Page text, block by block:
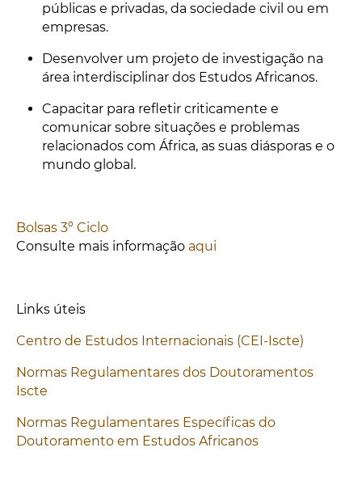
públicas e privadas, da sociedade civil ou em
empresas.
Desenvolver um projeto de investigação na
área interdisciplinar dos Estudos Africanos.
Capacitar para refletir criticamente e
comunicar sobre situações e problemas
relacionados com África, as suas diásporas e o
mundo global.
Bolsas 3º Ciclo
Consulte mais informação aqui
Links úteis
Centro de Estudos Internacionais (CEI-Iscte)
Normas Regulamentares dos Doutoramentos
Iscte
Normas Regulamentares Específicas do
Doutoramento em Estudos Africanos